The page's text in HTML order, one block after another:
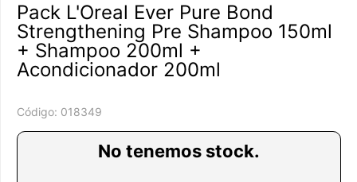
Pack L'Oreal Ever Pure Bond
Strengthening Pre Shampoo 150ml
+ Shampoo 200ml +
Acondicionador 200ml
Código: 018349
No tenemos stock.